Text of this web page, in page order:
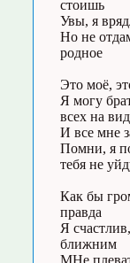
стоишь
Увы, я
Но не
родное
Это моё,
Я могу
всех на
И все мне
Помни, я
тебя не
Как бы
правда
Я
ближним
МНе